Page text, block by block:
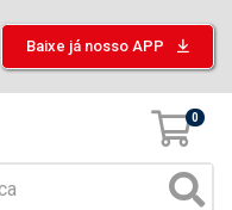
Baixe já nosso APP
0